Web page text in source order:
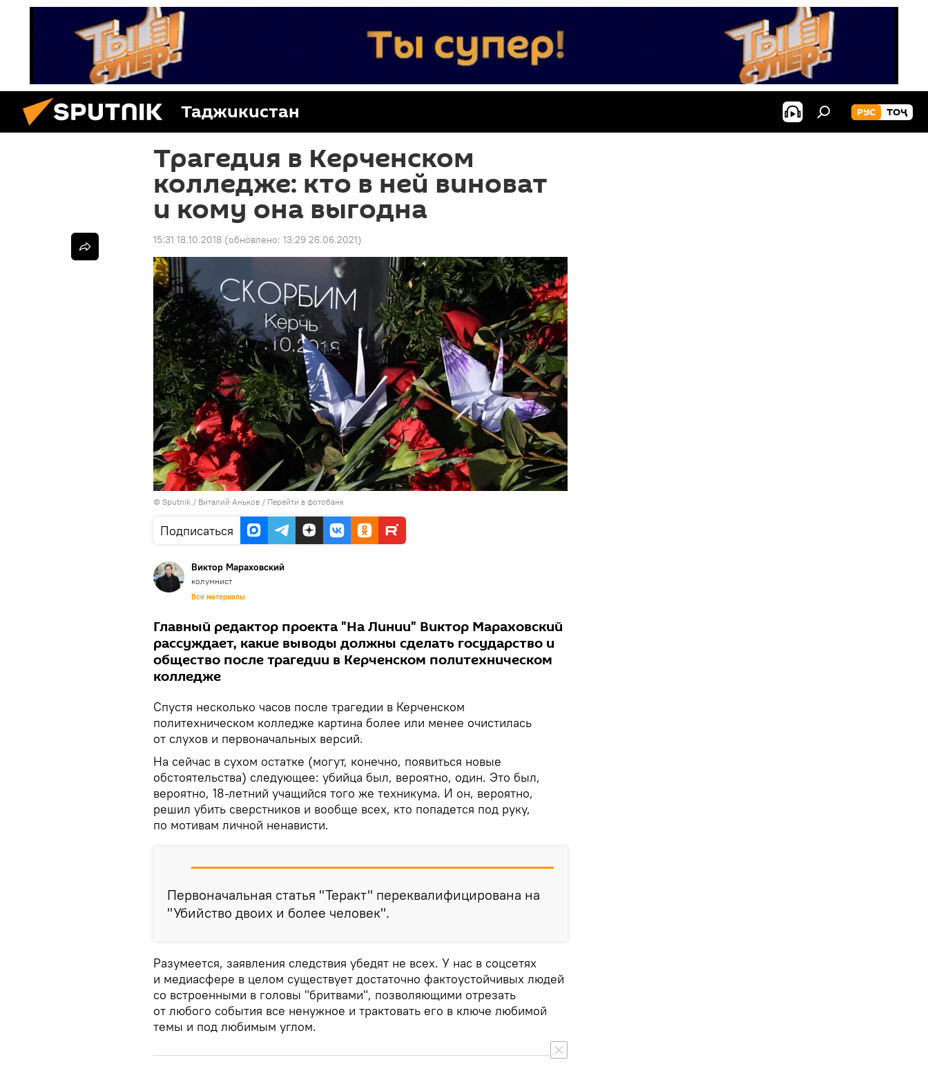
Таджикистан РУС ТОҶ
Трагедия в Керченском
колледже: кто в ней виноват
и кому она выгодна
15:31 18.10.2018 (обновлено: 13:29 26.06.2021)
© Sputnik / Виталий Аньков / Перейти в фотобанк
Подписаться
Виктор Мараховский
колумнист
Все материалы
Главный редактор проекта "На Линии" Виктор Мараховский
рассуждает, какие выводы должны сделать государство и
общество после трагедии в Керченском политехническом
колледже
Спустя несколько часов после трагедии в Керченском
политехническом колледже картина более или менее очистилась
от слухов и первоначальных версий.
На сейчас в сухом остатке (могут, конечно, появиться новые
обстоятельства) следующее: убийца был, вероятно, один. Это был,
вероятно, 18-летний учащийся того же техникума. И он, вероятно,
решил убить сверстников и вообще всех, кто попадется под руку,
по мотивам личной ненависти.
Первоначальная статья "Теракт" переквалифицирована на
"Убийство двоих и более человек".
Разумеется, заявления следствия убедят не всех. У нас в соцсетях
и медиасфере в целом существует достаточно фактоустойчивых людей
со встроенными в головы "бритвами", позволяющими отрезать
от любого события все ненужное и трактовать его в ключе любимой
темы и под любимым углом.